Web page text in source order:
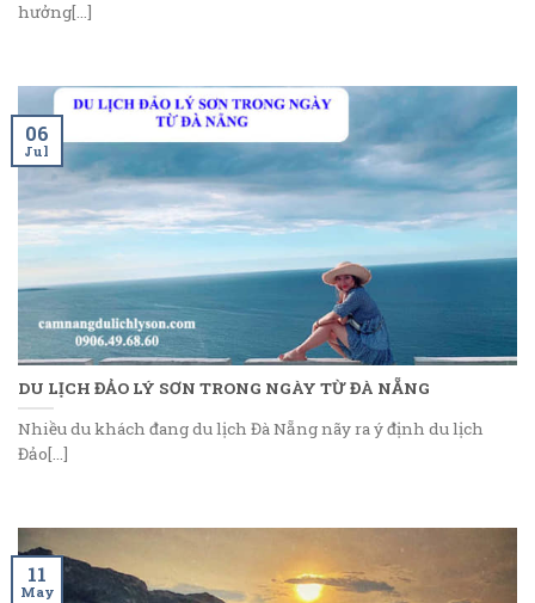
hưởng[...]
DU LỊCH ĐẢO LÝ SƠN TRONG NGÀY TỪ ĐÀ NẴNG
Nhiều du khách đang du lịch Đà Nẵng nãy ra ý định du lịch
Đảo[...]
06
Jul
11
May